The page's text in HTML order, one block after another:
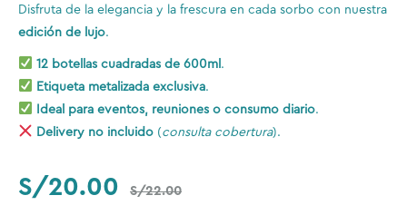
Disfruta de la elegancia y la frescura en cada sorbo con nuestra
edición de lujo.
12 botellas cuadradas de 600ml .
Etiqueta metalizada exclusiva.
Ideal para eventos, reuniones o consumo diario.
Delivery no incluido(consulta cobertura).
S/20.00 S/22.00